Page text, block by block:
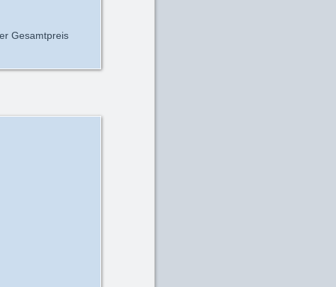
Gesamtpreis